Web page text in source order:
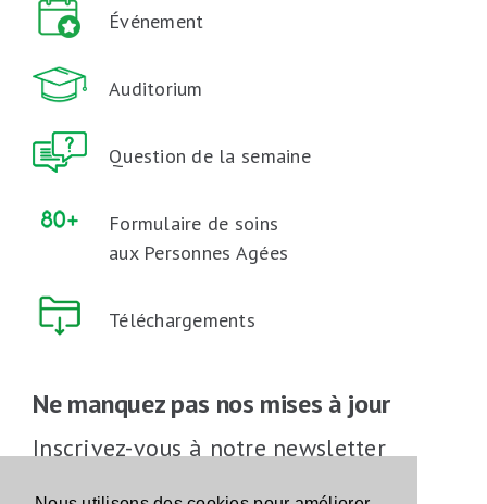
Événement
Auditorium
Question de la semaine
Formulaire de soins
aux Personnes Agées
Téléchargements
Ne manquez pas nos mises à jour
Inscrivez-vous à notre newsletter